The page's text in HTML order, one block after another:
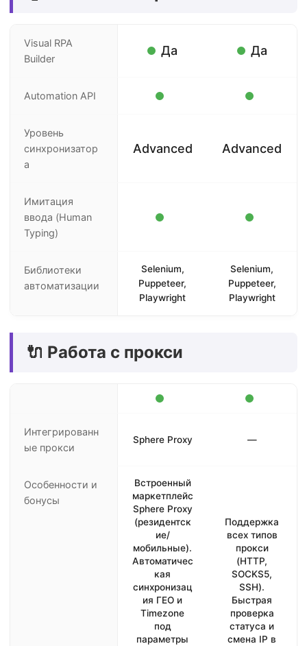
Visual RPA
Builder
Да Да
Automation API
Уровень
синхронизатор
а
Advanced Advanced
Имитация
ввода (Human
Typing)
Библиотеки
автоматизации
Selenium,
Puppeteer,
Playwright
Selenium,
Puppeteer,
Playwright
🔌 Работа с прокси
Интегрированн
ые прокси
Sphere Proxy —
Особенности и
бонусы
Встроенный
маркетплейс
Sphere Proxy
(резидентск
ие/
мобильные).
Автоматичес
кая
синхронизац
ия ГЕО и
Timezone
под
параметры
Поддержка
всех типов
прокси
(HTTP,
SOCKS5,
SSH).
Быстрая
проверка
статуса и
смена IP в